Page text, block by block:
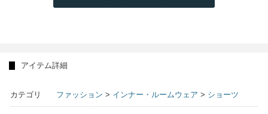
アイテム詳細
カテゴリ ファッション > インナー・ルームウェア > ショーツ